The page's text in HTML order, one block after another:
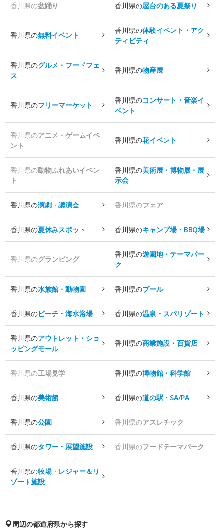
香川県の盆踊り 香川県の屋台のある夏祭り
香川県の無料イベント
香川県の体験イベント・アク
ティビティ
香川県のグルメ・フードフェ
ス
香川県の物産展
香川県のフリーマーケット
香川県のコンサート・音楽イ
ベント
香川県のアニメ・ゲームイベ
ント
香川県の花イベント
香川県の動物ふれあいイベン
ト
香川県の美術展・博物展・展
示会
香川県の演劇・講演会 香川県のフェア
香川県の夏休みスポット 香川県のキャンプ場・BBQ場
香川県のグランピング
香川県の遊園地・テーマパー
ク
香川県の水族館・動物園 香川県のプール
香川県のビーチ・海水浴場 香川県の温泉・スパリゾート
香川県のアウトレット・ショ
ッピングモール
香川県の商業施設・百貨店
香川県の工場見学 香川県の博物館・科学館
香川県の美術館 香川県の道の駅・SA/PA
香川県の公園 香川県のアスレチック
香川県のタワー・展望施設 香川県のフードテーマパーク
香川県の牧場・レジャー＆リ
ゾート施設
周辺の都道府県から探す